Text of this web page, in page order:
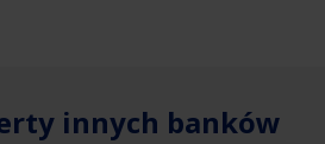
innych banków